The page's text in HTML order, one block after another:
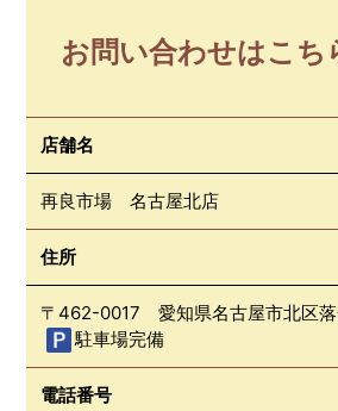
お問い合わせはこち
店舗名
再良市場 名古屋北店
住所
〒462-0017 愛知県名古屋市北区落
駐車場完備
電話番号